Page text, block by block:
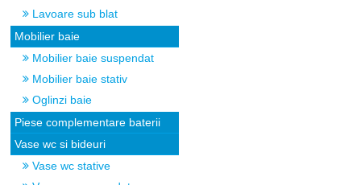
Lavoare sub blat
Mobilier baie
Mobilier baie suspendat
Mobilier baie stativ
Oglinzi baie
Piese complementare baterii
Vase wc si bideuri
Vase wc stative